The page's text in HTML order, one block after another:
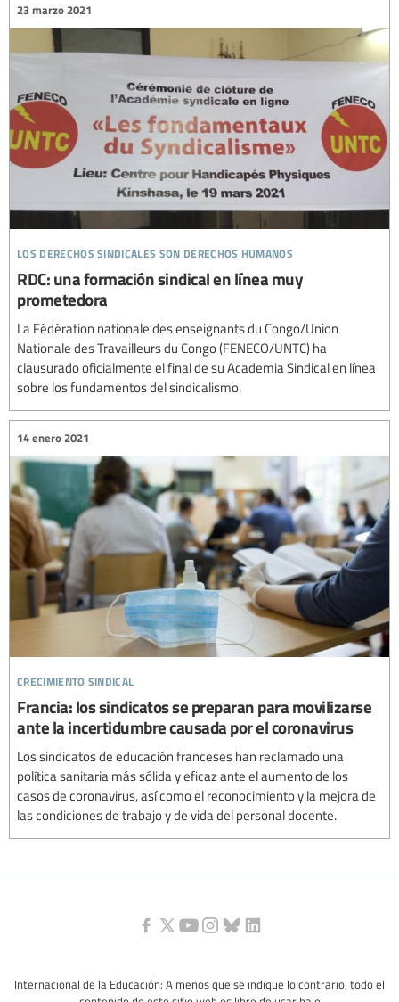
los derechos sindicales son derechos humanos
23 marzo 2021
RDC: una formación sindical en línea muy
prometedora
La Fédération nationale des enseignants du Congo/Union
Nationale des Travailleurs du Congo (FENECO/UNTC) ha
clausurado oficialmente el final de su Academia Sindical en línea
sobre los fundamentos del sindicalismo.
crecimiento sindical
14 enero 2021
Francia: los sindicatos se preparan para movilizarse
ante la incertidumbre causada por el coronavirus
Los sindicatos de educación franceses han reclamado una
política sanitaria más sólida y eficaz ante el aumento de los
casos de coronavirus, así como el reconocimiento y la mejora de
las condiciones de trabajo y de vida del personal docente.
Internacional de la Educación: A menos que se indique lo contrario, todo el